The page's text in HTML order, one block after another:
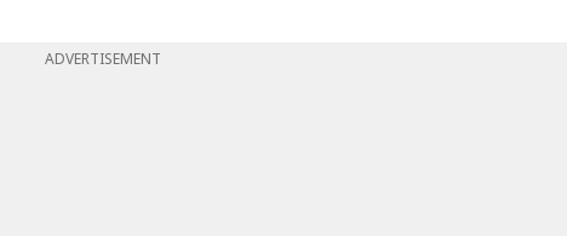
ADVERTISEMENT